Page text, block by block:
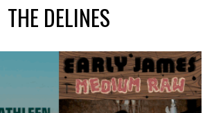
THE DELINES